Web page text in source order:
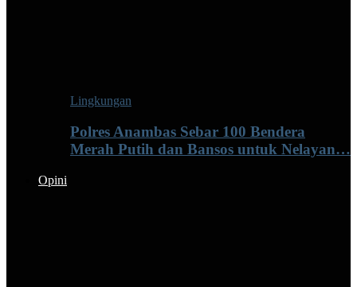
Lingkungan
Polres Anambas Sebar 100 Bendera
Merah Putih dan Bansos untuk Nelayan…
Opini